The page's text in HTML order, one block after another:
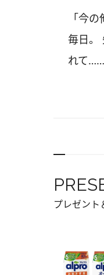
「今
毎日。
れて……
プレゼント